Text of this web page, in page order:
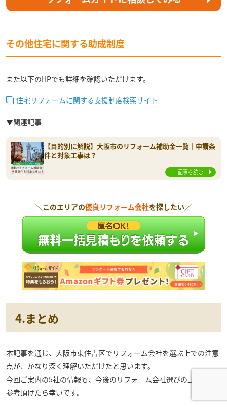
その他住宅に関する助成制度
また以下のHPでも詳細を確認いただけます。
住宅リフォームに関する支援制度検索サイト
▼関連記事
【目的別に解説】大阪市のリフォーム補助金一覧｜申請条
件と対象工事は？
記事を読む
＼このエリアの優良リフォーム会社を探したい／
4.まとめ
本記事を通じ、大阪市東住吉区でリフォーム会社を選ぶ上での注意
点が、かなり深く理解いただけたと思います。
今回ご案内の5社の情報も、今後のリフォ―ム会社選びの上で、ご
参考頂けたら幸いです。